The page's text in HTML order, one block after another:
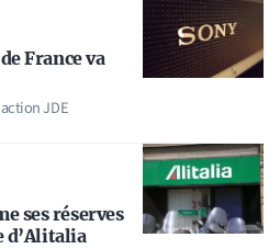
France va
JDE
ses réserves
d’Alitalia